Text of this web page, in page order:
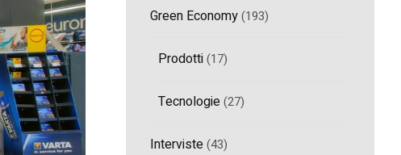
Green Economy(193)
Prodotti(17)
Tecnologie(27)
Interviste(43)